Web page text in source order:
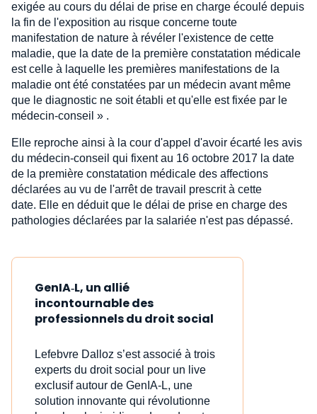
exigée au cours du délai de prise en charge écoulé depuis
la fin de l'exposition au risque concerne toute
manifestation de nature à révéler l'existence de cette
maladie, que la date de la première constatation médicale
est celle à laquelle les premières manifestations de la
maladie ont été constatées par un médecin avant même
que le diagnostic ne soit établi et qu'elle est fixée par le
médecin-conseil » .
Elle reproche ainsi à la cour d'appel d'avoir écarté les avis
du médecin-conseil qui fixent au 16 octobre 2017 la date
de la première constatation médicale des affections
déclarées au vu de l'arrêt de travail prescrit à cette
date. Elle en déduit que le délai de prise en charge des
pathologies déclarées par la salariée n'est pas dépassé.
GenIA‑L, un allié
incontournable des
professionnels du droit social
Lefebvre Dalloz s’est associé à trois
experts du droit social pour un live
exclusif autour de GenIA‑L, une
solution innovante qui révolutionne